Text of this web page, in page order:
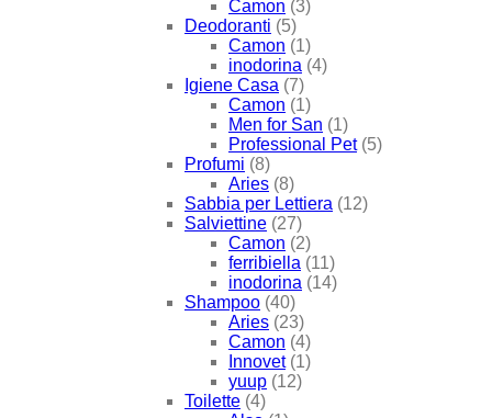
Camon (3)
Deodoranti (5)
Camon (1)
inodorina (4)
Igiene Casa (7)
Camon (1)
Men for San (1)
Professional Pet (5)
Profumi (8)
Aries (8)
Sabbia per Lettiera (12)
Salviettine (27)
Camon (2)
ferribiella (11)
inodorina (14)
Shampoo (40)
Aries (23)
Camon (4)
Innovet (1)
yuup (12)
Toilette (4)